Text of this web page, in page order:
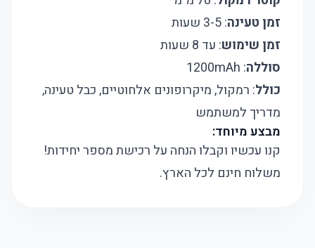
זמן טעינה: 3-5 שעות
זמן שימוש: עד 8 שעות
סוללה: 1200mAh
כולל: רמקול, מיקרופונים אלחוטיים, כבל טעינה,
מדריך למשתמש
מבצע מיוחד:
קנו עכשיו וקבלו הנחה על רכישת מספר יחידות!
משלוח חינם לכל הארץ.